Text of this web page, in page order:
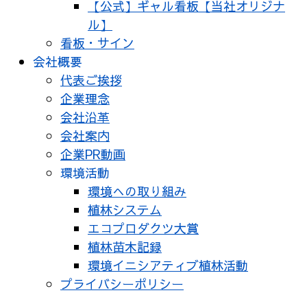
【公式】ギャル看板【当社オリジナ
ル】
看板・サイン
会社概要
代表ご挨拶
企業理念
会社沿革
会社案内
企業PR動画
環境活動
環境への取り組み
植林システム
エコプロダクツ大賞
植林苗木記録
環境イニシアティブ植林活動
プライバシーポリシー